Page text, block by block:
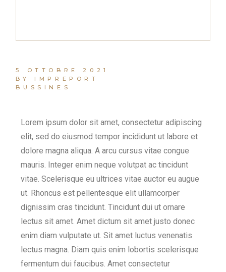
5 OTTOBRE 2021
BY IMPREPORT
BUSSINES
Lorem ipsum dolor sit amet, consectetur adipiscing
elit, sed do eiusmod tempor incididunt ut labore et
dolore magna aliqua. A arcu cursus vitae congue
mauris. Integer enim neque volutpat ac tincidunt
vitae. Scelerisque eu ultrices vitae auctor eu augue
ut. Rhoncus est pellentesque elit ullamcorper
dignissim cras tincidunt. Tincidunt dui ut ornare
lectus sit amet. Amet dictum sit amet justo donec
enim diam vulputate ut. Sit amet luctus venenatis
lectus magna. Diam quis enim lobortis scelerisque
fermentum dui faucibus. Amet consectetur